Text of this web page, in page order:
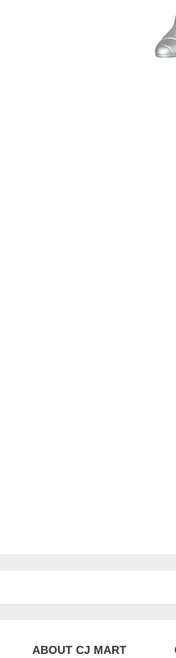
ABOUT CJ MART